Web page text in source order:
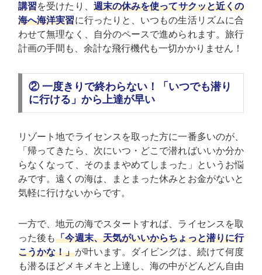
講習を受けたり、 週末の休みを使ってサクッと近くの
海へ海洋実習に行ったりと、いつもの生活リズムに合
わせて無理なく、自分のペースで進められます。旅行
計画の手間も、余計な飛行機代も一切かかりません！
② 一度きりで終わらない！「いつでも潜り
に行ける」から上達が早い
リゾート地でライセンスを取った方に一番多いのが、
「帰ってきたら、次にいつ・どこで潜ればいいか分か
らなくなって、そのままやめてしまった」というお悩
みです。遠くの海は、まとまった休みとお金がないと
気軽に行けないからです。
一方で、地元の海でスタートすれば、ライセンスを取
った後も「今週末、天気がいいからちょっと潜りに行
こうかな！」が叶います。ダイビングは、続けて何度
も潜るほどメキメキと上達し、海の中がどんどん自由